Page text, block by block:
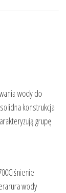
wody do
konstrukcja
grupę
wody